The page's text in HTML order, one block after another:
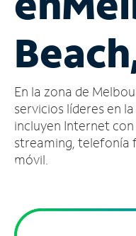
cuenta
Encuentra
tienda
En la zona de
servicios líderes en
incluyen Internet
streaming, telefonía
móvil.